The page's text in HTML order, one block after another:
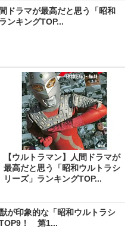
ドラマが最高だと思う「昭和
ンキングTOP...
【ウルトラマン】人間ドラマが
最高だと思う「昭和ウルトラシ
リーズ」ランキングTOP...
が印象的な「昭和ウルトラシ
TOP9！ 第1...